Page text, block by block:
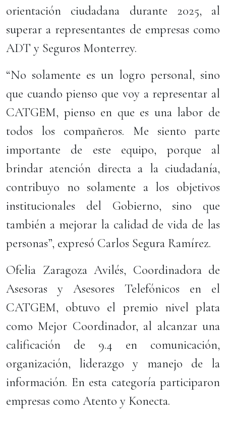
orientación ciudadana durante 2025, al
superar a representantes de empresas como
ADT y Seguros Monterrey.
“No solamente es un logro personal, sino
que cuando pienso que voy a representar al
CATGEM, pienso en que es una labor de
todos los compañeros. Me siento parte
importante de este equipo, porque al
brindar atención directa a la ciudadanía,
contribuyo no solamente a los objetivos
institucionales del Gobierno, sino que
también a mejorar la calidad de vida de las
personas”, expresó Carlos Segura Ramírez.
Ofelia Zaragoza Avilés, Coordinadora de
Asesoras y Asesores Telefónicos en el
CATGEM, obtuvo el premio nivel plata
como Mejor Coordinador, al alcanzar una
calificación de 9.4 en comunicación,
organización, liderazgo y manejo de la
información. En esta categoría participaron
empresas como Atento y Konecta.